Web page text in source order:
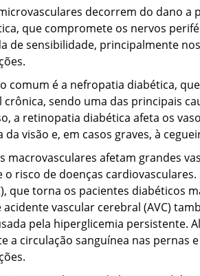
decorrem do dano a
que compromete os nervos
de sensibilidade, principalmente
comum é a nefropatia diabética,
crônica, sendo uma das principais
a retinopatia diabética afeta os
visão e, em casos graves, à
macrovasculares afetam grandes
risco de doenças
que torna os pacientes diabéticos
vascular cerebral (AVC)
pela hiperglicemia persistente.
a circulação sanguínea nas pernas